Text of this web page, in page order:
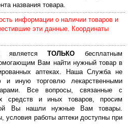
названия товара.
информации о наличии товаров и
эти данные. Координаты
являетсяТОЛЬКО бесплатным
Вам найти нужный товар в
аптеках. Наша Служба не
и иную торговлю лекарственными
Все вопросы, связанные с
средств и иных товаров, просим
Вы нашли нужные Вам товары.
условия работы аптеки доступны при